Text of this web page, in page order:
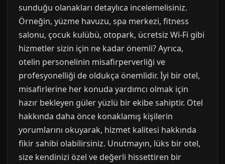
sunduğu olanakları detaylıca incelemelisiniz.
Örneğin, yüzme havuzu, spa merkezi, fitness
salonu, çocuk kulübü, otopark, ücretsiz Wi-Fi gibi
hizmetler sizin için ne kadar önemli? Ayrıca,
otelin personelinin misafirperverliği ve
profesyonelliği de oldukça önemlidir. İyi bir otel,
misafirlerine her konuda yardımcı olmak için
hazır bekleyen güler yüzlü bir ekibe sahiptir. Otel
hakkında daha önce konaklamış kişilerin
yorumlarını okuyarak, hizmet kalitesi hakkında
fikir sahibi olabilirsiniz. Unutmayın, lüks bir otel,
size kendinizi özel ve değerli hissettiren bir